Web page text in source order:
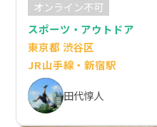
オンライン不可
スポーツ・アウトドア
東京都 渋谷区
JR山手線・新宿駅
田代惇人